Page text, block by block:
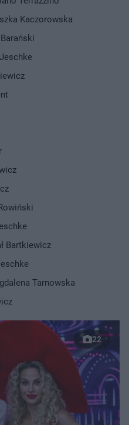
Kaczorowska
Bartkiewicz
Tarnowska
22